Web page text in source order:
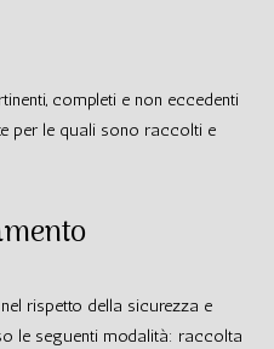
completi e non eccedenti
per le quali sono raccolti e
rispetto della sicurezza e
le seguenti modalità: raccolta